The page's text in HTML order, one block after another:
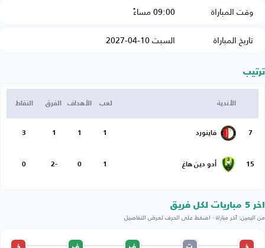
وقت المباراة
09:00 مساءً
تاريخ المباراة
السبت 10-04-2027
ترتيب
الأندية لعب الأهداف الفرق النقاط
7 فاينورد 1
1
1
3
15 أدو دين هاغ 1
0
-2
0
اخر 5 مباريات لكل فريق
من اليمين: آخر مباراة · اضغط على الحرف لعرض التفاصيل